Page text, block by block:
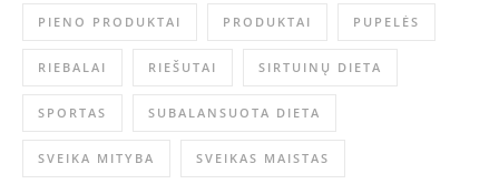
PIENO PRODUKTAI PRODUKTAI PUPELĖS
RIEBALAI RIEŠUTAI SIRTUINŲ DIETA
SPORTAS SUBALANSUOTA DIETA
SVEIKA MITYBA SVEIKAS MAISTAS